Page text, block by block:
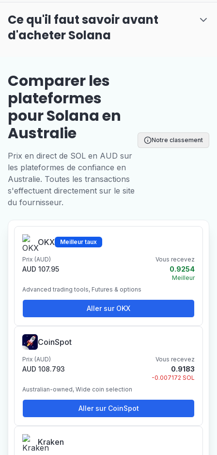
Ce qu'il faut savoir avant
d'acheter Solana
Comparer les
plateformes
pour Solana en
Australie
Prix en direct de SOL en AUD sur
les plateformes de confiance en
Australie. Toutes les transactions
s'effectuent directement sur le site
du fournisseur.
Notre classement
OKX Meilleur taux
Prix (AUD)
AUD 107.95
Vous recevez
0.9254
Meilleur
Advanced trading tools, Futures & options
Aller sur OKX
CoinSpot
Prix (AUD)
AUD 108.793
Vous recevez
0.9183
-0.007172 SOL
Australian-owned, Wide coin selection
Aller sur CoinSpot
Kraken